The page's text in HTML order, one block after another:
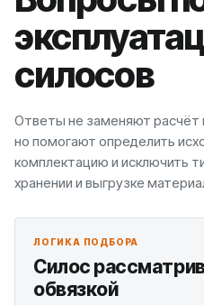
силосов
Ответы не заменяют расчёт
но помогают определить
комплектацию и исключить
хранении и выгрузке
ЛОГИКА ПОДБОРА
Силос
обвязкой